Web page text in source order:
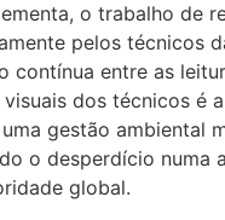
o trabalho de
pelos técnicos
contínua entre as
visuais dos técnicos é
gestão ambiental
o desperdício numa
global.